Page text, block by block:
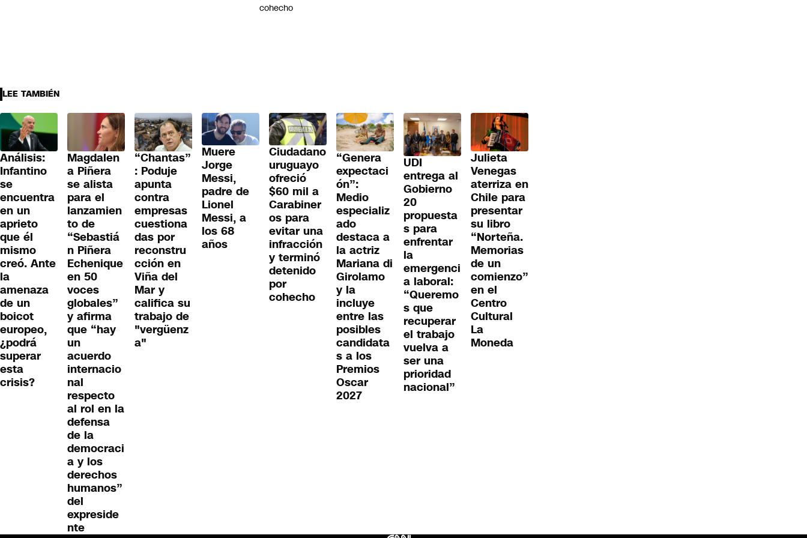
cohecho
LEE TAMBIÉN
Análisis:
Infantino
se
encuentra
en un
aprieto
que él
mismo
creó. Ante
la
amenaza
de un
boicot
europeo,
¿podrá
superar
esta
crisis?
Magdalen
a Piñera
se alista
para el
lanzamien
to de
“Sebastiá
n Piñera
Echenique
en 50
voces
globales”
y afirma
que “hay
un
acuerdo
internacio
nal
respecto
al rol en la
defensa
de la
democraci
a y los
derechos
humanos”
del
expreside
nte
“Chantas”
: Poduje
apunta
contra
empresas
cuestiona
das por
reconstru
cción en
Viña del
Mar y
califica su
trabajo de
"vergüenz
a"
Muere
Jorge
Messi,
padre de
Lionel
Messi, a
los 68
años
Ciudadano
uruguayo
ofreció
$60 mil a
Carabiner
os para
evitar una
infracción
y terminó
detenido
por
cohecho
“Genera
expectaci
ón”:
Medio
especializ
ado
destaca a
la actriz
Mariana di
Girolamo
y la
incluye
entre las
posibles
candidata
s a los
Premios
Oscar
2027
UDI
entrega al
Gobierno
20
propuesta
s para
enfrentar
la
emergenci
a laboral:
“Queremo
s que
recuperar
el trabajo
vuelva a
ser una
prioridad
nacional”
Julieta
Venegas
aterriza en
Chile para
presentar
su libro
“Norteña.
Memorias
de un
comienzo”
en el
Centro
Cultural
La
Moneda